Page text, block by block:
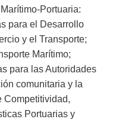
Portuaria:
para el Desarrollo
y el Transporte;
Marítimo;
para las Autoridades
comunitaria y la
Competitividad,
Portuarias y